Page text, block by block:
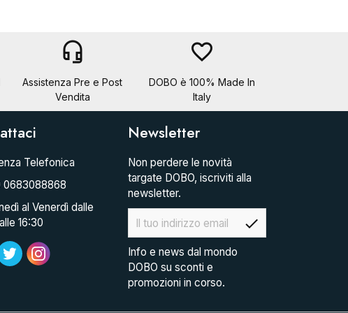
headset_mic
Assistenza Pre e Post
Vendita
favorite_border
DOBO è 100% Made In
Italy
Telefonica
al Venerdì dalle
16:30
Newsletter
Non perdere le novità
targate DOBO, iscriviti alla
newsletter.
check
Info e news dal mondo
DOBO su sconti e
promozioni in corso.